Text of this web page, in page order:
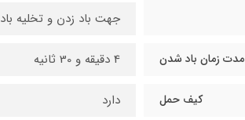
جهت باد زدن و تخلیه باد
مدت زمان باد شدن 4 دقیقه و 30 ثانیه
کیف حمل دارد